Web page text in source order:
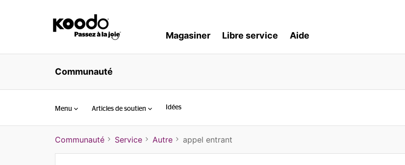
Magasiner Libre service Aide
Communauté
Menu Articles de soutien Idées
Communauté Service Autre appel entrant